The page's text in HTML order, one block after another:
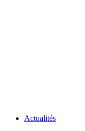
Actualités